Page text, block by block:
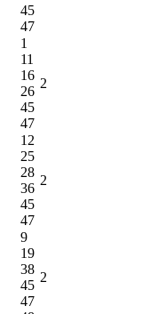
45
47
1
11
16
26
45
47
2
12
25
28
36
45
47
2
9
19
38
45
47
2